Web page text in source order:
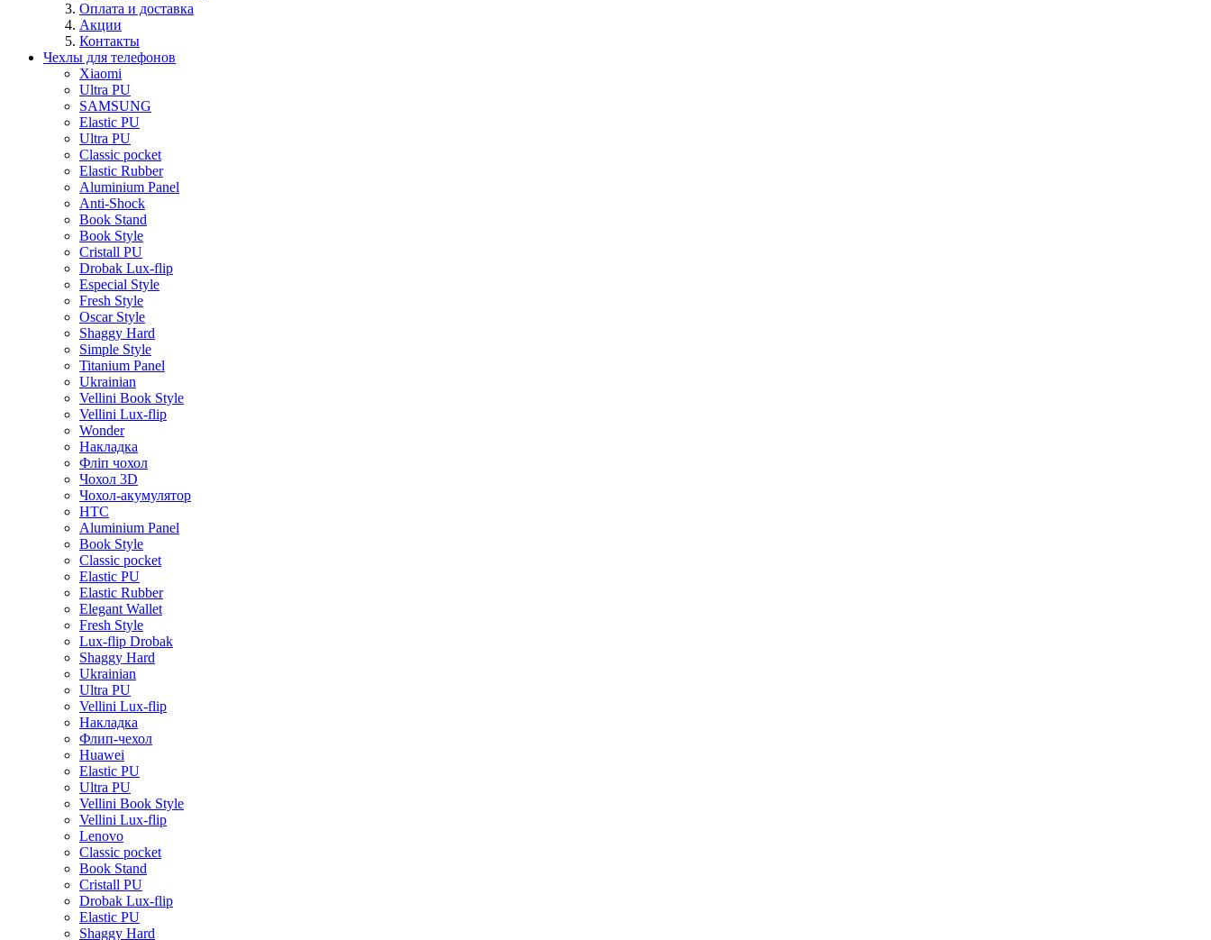
Оплата и доставка
Акции
Контакты
Чехлы для телефонов
Xiaomi
Ultra PU
SAMSUNG
Elastic PU
Ultra PU
Classic pocket
Elastic Rubber
Aluminium Panel
Anti-Shock
Book Stand
Book Style
Cristall PU
Drobak Lux-flip
Especial Style
Fresh Style
Oscar Style
Shaggy Hard
Simple Style
Titanium Panel
Ukrainian
Vellini Book Style
Vellini Lux-flip
Wonder
Накладка
Фліп чохол
Чохол 3D
Чохол-акумулятор
HTC
Aluminium Panel
Book Style
Classic pocket
Elastic PU
Elastic Rubber
Elegant Wallet
Fresh Style
Lux-flip Drobak
Shaggy Hard
Ukrainian
Ultra PU
Vellini Lux-flip
Накладка
Флип-чехол
Huawei
Elastic PU
Ultra PU
Vellini Book Style
Vellini Lux-flip
Lenovo
Classic pocket
Book Stand
Cristall PU
Drobak Lux-flip
Elastic PU
Shaggy Hard